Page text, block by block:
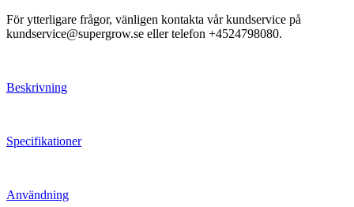
För ytterligare frågor, vänligen kontakta vår kundservice på
kundservice@supergrow.se eller telefon +4524798080.
Beskrivning
Specifikationer
Användning